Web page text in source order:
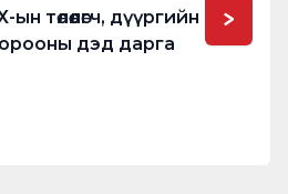
төлөөлөгч, дүүргийн
дэд дарга
>